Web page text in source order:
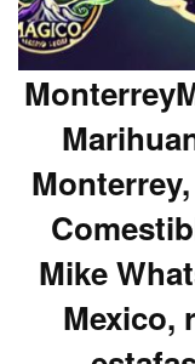
Mike
Mexico,